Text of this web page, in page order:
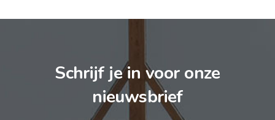
Schrijf je in voor onze
nieuwsbrief